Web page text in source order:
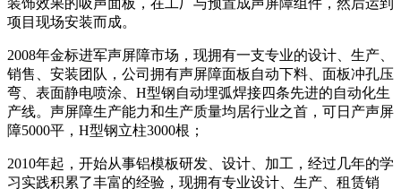
项目现场安装而成。
2008年金标进军声屏障市场，现拥有一支专业的设计、生产、
销售、安装团队，公司拥有声屏障面板自动下料、面板冲孔压
弯、表面静电喷涂、H型钢自动埋弧焊接四条先进的自动化生
产线。声屏障生产能力和生产质量均居行业之首，可日产声屏
障5000平，H型钢立柱3000根；
2010年起，开始从事铝模板研发、设计、加工，经过几年的学
习实践积累了丰富的经验，现拥有专业设计、生产、租赁销